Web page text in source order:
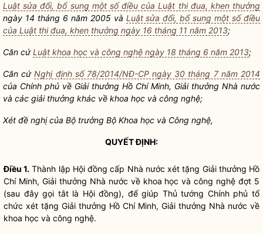
Luật sửa đổi, bổ sung một số điều của Luật thi đua, khen thưởng
ngày 14 tháng 6 năm 2005 và Luật sửa đổi, bổ sung một số điều
của Luật thi đua, khen thưởng ngày 16 tháng 11 năm 2013;
Căn cứLuật khoa học và công nghệ ngày 18 tháng 6 năm 2013;
Căn cứNghị định số 78/2014/NĐ-CP ngày 30 tháng 7 năm 2014
của Chính phủ về Giải thưởng Hồ Chí Minh, Giải thưởng Nhà nước
và các giải thưởng khác về khoa học và công nghệ;
Xét đề nghị của Bộ trưởng Bộ Khoa học và Công nghệ,
QUYẾT ĐỊNH:
Điều 1. Thành lập Hội đồng cấp Nhà nước xét tặng Giải thưởng Hồ
Chí Minh, Giải thưởng Nhà nước về khoa học vàcông nghệ đợt 5
(sau đây gọi tắt là Hội đồng), để giúp Thủ tướng Chính phủ tổ
chức xét tặng Giải thưởng Hồ Chí Minh, Giải thưởng Nhà nước về
khoa học và công nghệ.